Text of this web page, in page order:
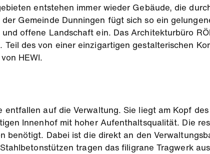
entstehen immer wieder Gebäude, die
Gemeinde Dunningen fügt sich so ein
offene Landschaft ein. Das Architekturbüro
des von einer einzigartigen gestalterischen
HEWI.
auf die Verwaltung. Sie liegt am Kopf
Innenhof mit hoher Aufenthaltsqualität. Die
benötigt. Dabei ist die direkt an den
tragen das filigrane Tragwerk